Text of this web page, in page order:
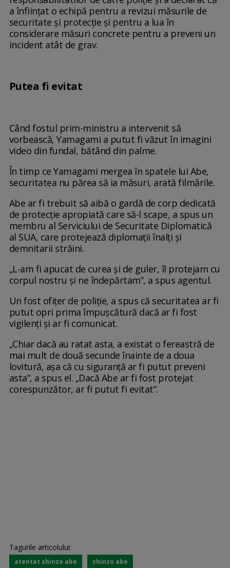
a înființat o echipă pentru a revizui măsurile de
securitate și protecție și pentru a lua în
considerare măsuri concrete pentru a preveni un
incident atât de grav.
Putea fi evitat
Când fostul prim-ministru a intervenit să
vorbească, Yamagami a putut fi văzut în imagini
video din fundal, bătând din palme.
În timp ce Yamagami mergea în spatele lui Abe,
securitatea nu părea să ia măsuri, arată filmările.
Abe ar fi trebuit să aibă o gardă de corp dedicată
de protecție apropiată care să-l scape, a spus un
membru al Serviciului de Securitate Diplomatică
al SUA, care protejează diplomații înalți și
demnitarii străini.
„L-am fi apucat de curea și de guler, îl protejam cu
corpul nostru și ne îndepărtam”, a spus agentul.
Un fost ofițer de poliție, a spus că securitatea ar fi
putut opri prima împușcătură dacă ar fi fost
vigilenți și ar fi comunicat.
„Chiar dacă au ratat asta, a existat o fereastră de
mai mult de două secunde înainte de a doua
lovitură, așa că cu siguranță ar fi putut preveni
asta”, a spus el. „Dacă Abe ar fi fost protejat
corespunzător, ar fi putut fi evitat”.
Tagurile articolului:
atentat shinzo abe shinzo abe